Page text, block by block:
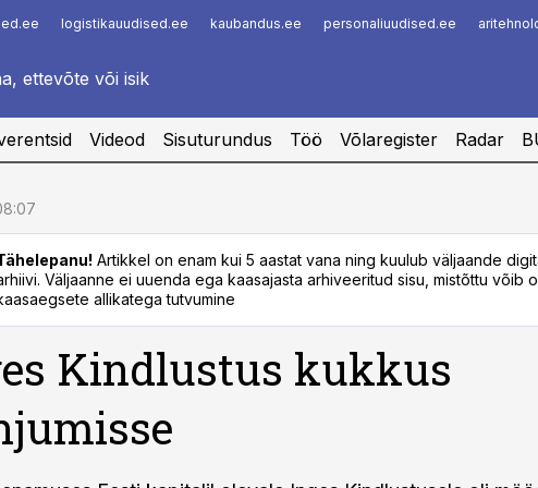
logistikauudised.ee kaubandus.ee personaliuudised.ee
Infopank
Videod Sisuturundus Töö Võlaregister Radar
Artikkel on enam kui 5 aastat vana ning kuulub väljaande
Väljaanne ei uuenda ega kaasajasta arhiveeritud sisu, mistõttu võib
allikatega tutvumine
Kindlustus kukkus